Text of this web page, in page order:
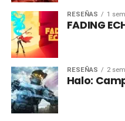
RESEÑAS 1
FADING
RESEÑAS 2
Halo: